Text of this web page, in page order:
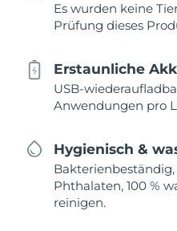
Es wurden keine
Prüfung dieses
Erstaunliche
USB-
Anwendungen pro
Hygienisch &
Phthalaten, 100 %
reinigen.